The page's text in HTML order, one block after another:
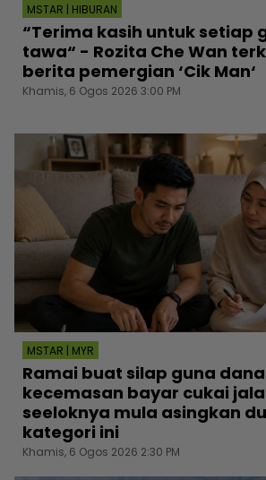
MSTAR | HIBURAN
“Terima kasih untuk setiap
tawa“ - Rozita Che Wan
berita pemergian ‘Cik Man‘
Khamis, 6 Ogos 2026 3:00 PM
MSTAR | MYR
Ramai buat silap guna dana
kecemasan bayar cukai
seeloknya mula asingkan
kategori ini
Khamis, 6 Ogos 2026 2:30 PM